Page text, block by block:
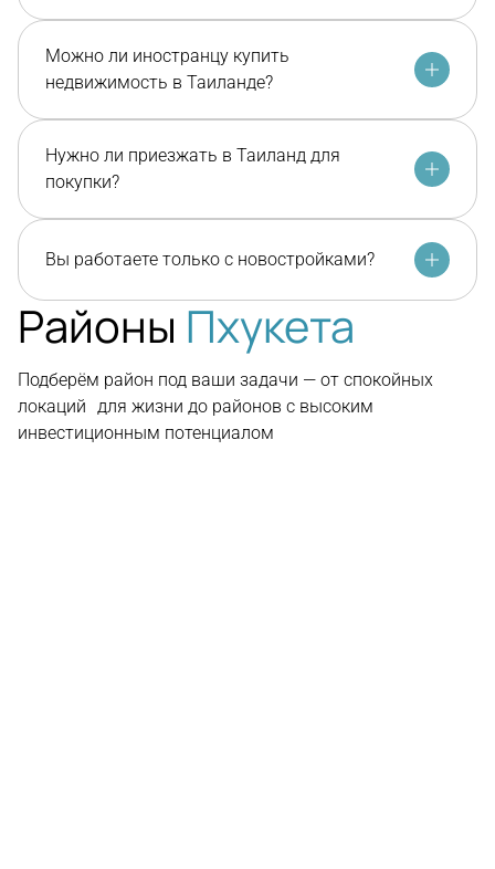
Можно ли иностранцу купить
недвижимость в Таиланде?
Нужно ли приезжать в Таиланд для
покупки?
Вы работаете только с новостройками?
Районы Пхукета
Подберём район под ваши задачи — от спокойных
локаций для жизни до районов с высоким
инвестиционным потенциалом